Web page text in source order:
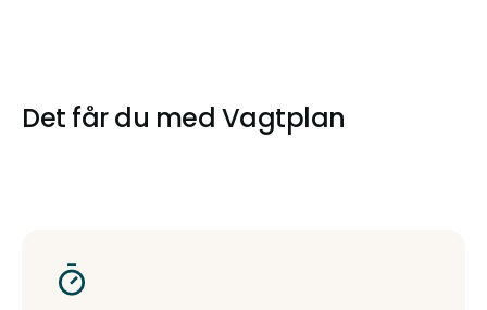
Det får du med Vagtplan